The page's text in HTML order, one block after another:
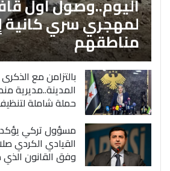
لمهجري سري كانية
مناطقهم
بالتزامن مع
المدينة..مديرية
حملة شاملة
مسؤول تركي يؤكد
القيادي الكردي
وفق القانون الذي